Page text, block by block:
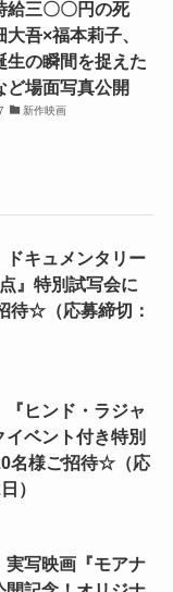
給三〇〇円の死
吾×福本莉子、
生の瞬間を捉えた
ど場面写真公開
新作映画
ドキュメンタリー
』特別試写会に
待☆（応募締切：
『ヒンド・ラジャ
ベント付き特別
名様ご招待☆（応
）
実写映画『モアナ